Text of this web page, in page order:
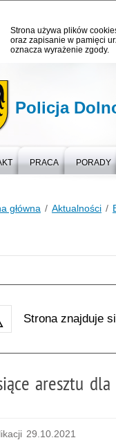
Strona używa plików
oraz zapisanie w pamięci
oznacza wyrażenie zgody.
Policja
PRACA PORADY
główna Aktualności
Strona znajduje
aresztu
29.10.2021